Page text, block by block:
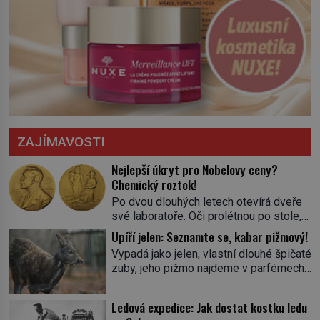
ZAJÍMAVOSTI
Nejlepší úkryt pro Nobelovy ceny?
Chemický roztok!
Po dvou dlouhých letech otevírá dveře
své laboratoře. Oči prolétnou po stole,
aby pak ulpěly na regálu, kde se nachází
všemožné látky. Hledá žluto-oranžovou
tekutinu, jakmile ji zahlédne, nesmírně
se mu uleví. Teď může svůj plán
skrývá směs s názvem lučavka
královská. Svůj přídomek nemá pro nic
Upíří jelen: Seznamte se, kabar pižmový!
Vypadá jako jelen, vlastní dlouhé špičaté
zuby, jeho pižmo najdeme v parfémech
jediného zástupce zvířecí říše – kabara
Ledová expedice: Jak dostat kostku ledu